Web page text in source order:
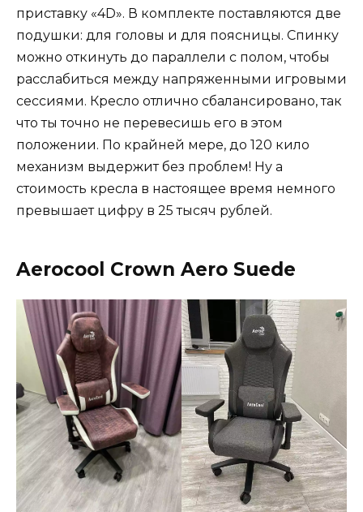
приставку «4D». В комплекте поставляются две
подушки: для головы и для поясницы. Спинку
можно откинуть до параллели с полом, чтобы
расслабиться между напряженными игровыми
сессиями. Кресло отлично сбалансировано, так
что ты точно не перевесишь его в этом
положении. По крайней мере, до 120 кило
механизм выдержит без проблем! Ну а
стоимость кресла в настоящее время немного
превышает цифру в 25 тысяч рублей.
Aerocool Crown Aero Suede